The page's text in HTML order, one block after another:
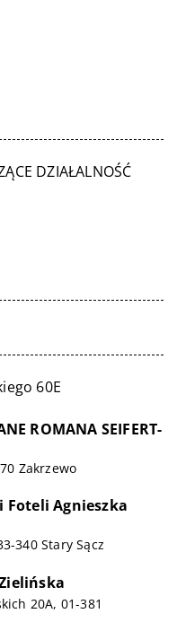
DZIAŁALNOŚĆ
60E
ROMANA SEIFERT-
Zakrzewo
Foteli Agnieszka
340 Stary Sącz
20A, 01-381